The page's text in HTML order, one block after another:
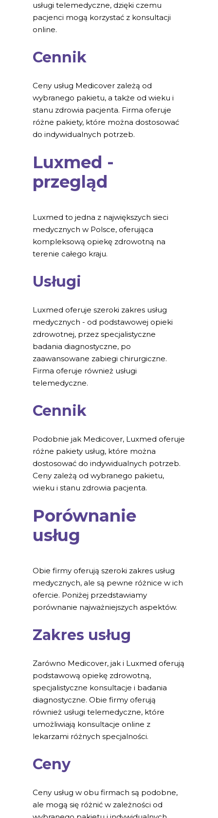
usługi telemedyczne, dzięki czemu
pacjenci mogą korzystać z konsultacji
online.
Cennik
Ceny usług Medicover zależą od
wybranego pakietu, a także od wieku i
stanu zdrowia pacjenta. Firma oferuje
różne pakiety, które można dostosować
do indywidualnych potrzeb.
Luxmed -
przegląd
Luxmed to jedna z największych sieci
medycznych w Polsce, oferująca
kompleksową opiekę zdrowotną na
terenie całego kraju.
Usługi
Luxmed oferuje szeroki zakres usług
medycznych - od podstawowej opieki
zdrowotnej, przez specjalistyczne
badania diagnostyczne, po
zaawansowane zabiegi chirurgiczne.
Firma oferuje również usługi
telemedyczne.
Cennik
Podobnie jak Medicover, Luxmed oferuje
różne pakiety usług, które można
dostosować do indywidualnych potrzeb.
Ceny zależą od wybranego pakietu,
wieku i stanu zdrowia pacjenta.
Porównanie
usług
Obie firmy oferują szeroki zakres usług
medycznych, ale są pewne różnice w ich
ofercie. Poniżej przedstawiamy
porównanie najważniejszych aspektów.
Zakres usług
Zarówno Medicover, jak i Luxmed oferują
podstawową opiekę zdrowotną,
specjalistyczne konsultacje i badania
diagnostyczne. Obie firmy oferują
również usługi telemedyczne, które
umożliwiają konsultacje online z
lekarzami różnych specjalności.
Ceny
Ceny usług w obu firmach są podobne,
ale mogą się różnić w zależności od